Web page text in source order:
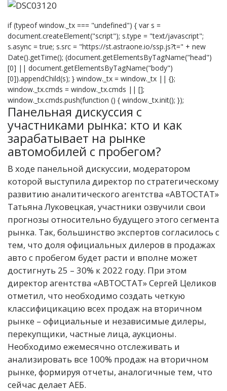
if (typeof window._tx === "undefined") { var s =
document.createElement("script"); s.type = "text/javascript";
s.async = true; s.src = "https://st.astraone.io/ssp.js?t=" + new
Date().getTime(); (document.getElementsByTagName("head")
[0] || document.getElementsByTagName("body")
[0]).appendChild(s); } window._tx = window._tx || {};
window._tx.cmds = window._tx.cmds || [];
window._tx.cmds.push(function () { window._tx.init(); });
Панельная дискуссия с
участниками рынка: кто и как
зарабатывает на рынке
автомобилей с пробегом?
В ходе панельной дискуссии, модератором
которой выступила директор по стратегическому
развитию аналитического агентства «АВТОСТАТ»
Татьяна Луковецкая, участники озвучили свои
прогнозы относительно будущего этого сегмента
рынка. Так, большинство экспертов согласилось с
тем, что доля официальных дилеров в продажах
авто с пробегом будет расти и вполне может
достигнуть 25 – 30% к 2022 году. При этом
директор агентства «АВТОСТАТ» Сергей Целиков
отметил, что необходимо создать четкую
классифицикацию всех продаж на вторичном
рынке – официальные и независимые дилеры,
перекупщики, частные лица, аукционы.
Необходимо ежемесячно отслеживать и
анализировать все 100% продаж на вторичном
рынке, формируя отчеты, аналогичные тем, что
сейчас делает АЕБ.